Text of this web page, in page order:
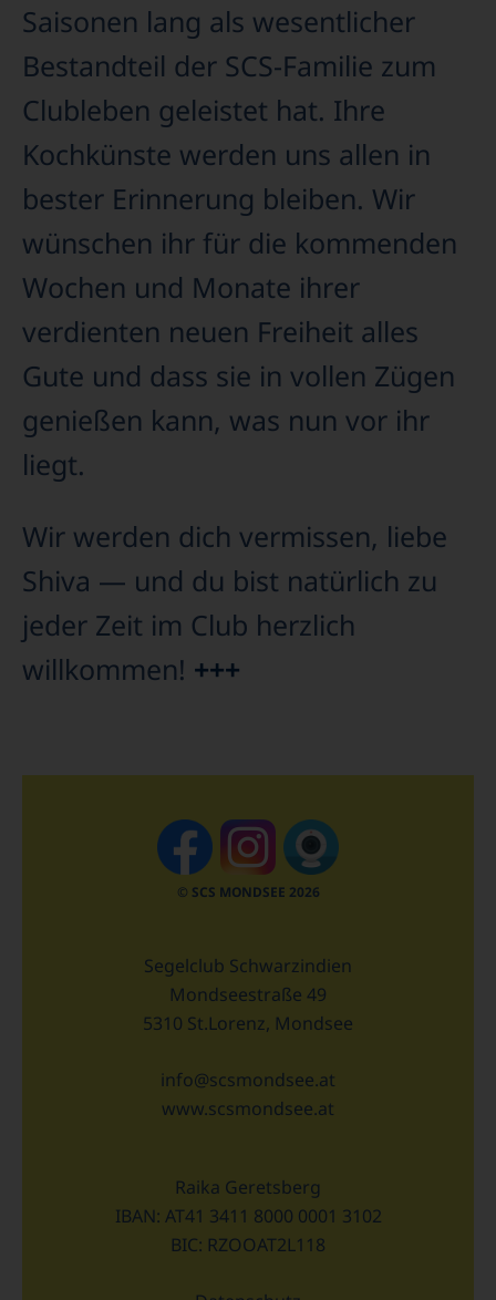
Saisonen lang als wesentlicher
Bestandteil der SCS-Familie zum
Clubleben geleistet hat. Ihre
Kochkünste werden uns allen in
bester Erinnerung bleiben. Wir
wünschen ihr für die kommenden
Wochen und Monate ihrer
verdienten neuen Freiheit alles
Gute und dass sie in vollen Zügen
genießen kann, was nun vor ihr
liegt.
Wir werden dich vermissen, liebe
Shiva — und du bist natürlich zu
jeder Zeit im Club herzlich
willkommen! +++
© SCS MONDSEE 2026
Segelclub Schwarzindien
Mondseestraße 49
5310 St.Lorenz, Mondsee
info@scsmondsee.at
www.scsmondsee.at
Raika Geretsberg
IBAN: AT41 3411 8000 0001 3102
BIC: RZOOAT2L118